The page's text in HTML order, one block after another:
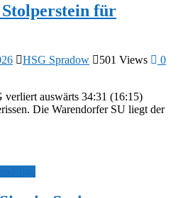
für
HSG Spradow 501 Views
0
auswärts 34:31 (16:15)
Die Warendorfer SU liegt der